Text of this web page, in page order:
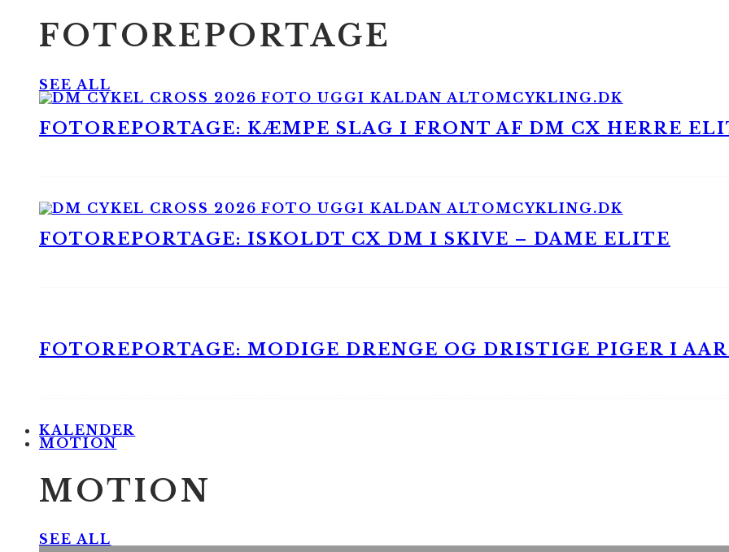
FOTOREPORTAGE
SEE ALL
FOTOREPORTAGE: KÆMPE SLAG I FRONT AF DM CX HERRE
FOTOREPORTAGE: ISKOLDT CX DM I SKIVE – DAME ELITE
FOTOREPORTAGE: MODIGE DRENGE OG DRISTIGE PIGER I
KALENDER
MOTION
MOTION
SEE ALL